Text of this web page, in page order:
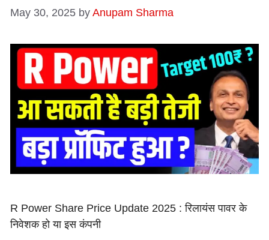
May 30, 2025 by Anupam Sharma
R Power Share Price Update 2025 : रिलायंस पावर के
निवेशक हो या इस कंपनी